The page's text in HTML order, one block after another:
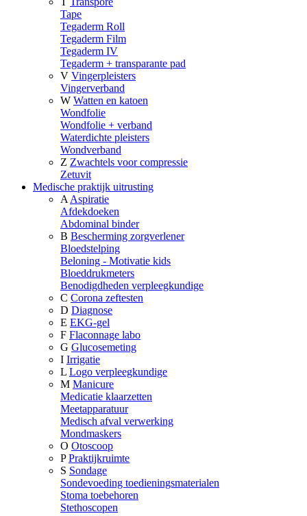
Tape
Tegaderm Roll
Tegaderm Film
Tegaderm IV
Tegaderm + transparante pad
V Vingerpleisters
Vingerverband
W Watten en katoen
Wondfolie
Wondfolie + verband
Waterdichte pleisters
Wondverband
Z Zwachtels voor compressie
Zetuvit
Medische praktijk uitrusting
A Aspiratie
Afdekdoeken
Abdominal binder
B Bescherming zorgverlener
Bloedstelping
Beloning - Motivatie kids
Bloeddrukmeters
Benodigdheden verpleegkundige
C Corona zeftesten
D Diagnose
E EKG-gel
F Flaconnage labo
G Glucosemeting
I Irrigatie
L Logo verpleegkundige
M Manicure
Medicatie klaarzetten
Meetapparatuur
Medisch afval verwerking
Mondmaskers
O Otoscoop
P Praktijkruimte
S Sondage
Sondevoeding toedieningsmaterialen
Stoma toebehoren
Stethoscopen